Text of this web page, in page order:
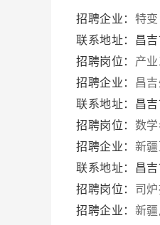
招聘企业： 特
联系地址：昌
招聘岗位： 产
招聘企业：
昌
联系地址：昌
招聘岗位： 数
招聘企业： 新
联系地址：昌
招聘岗位： 司
招聘企业： 新